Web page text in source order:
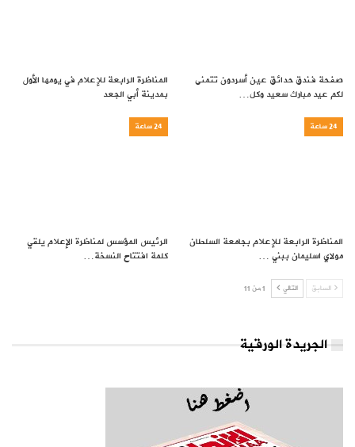
صفحة فندق حدائق عين أسردون تتمنى
لكم عيد مبارك سعيد وكل…
المناظرة الرابعة للإعلام في يومها الأول
بمدينة أبي الجعد
24 ساعة
المناظرة الرابعة للإعلام بجامعة السلطان
مولاي اسليمان ببني …
24 ساعة
الرئيس المؤسس لمناظرة الإعلام يلقي
كلمة افتتاح النسخة…
السابق التالي 1 من 11
الجريدة الورقية